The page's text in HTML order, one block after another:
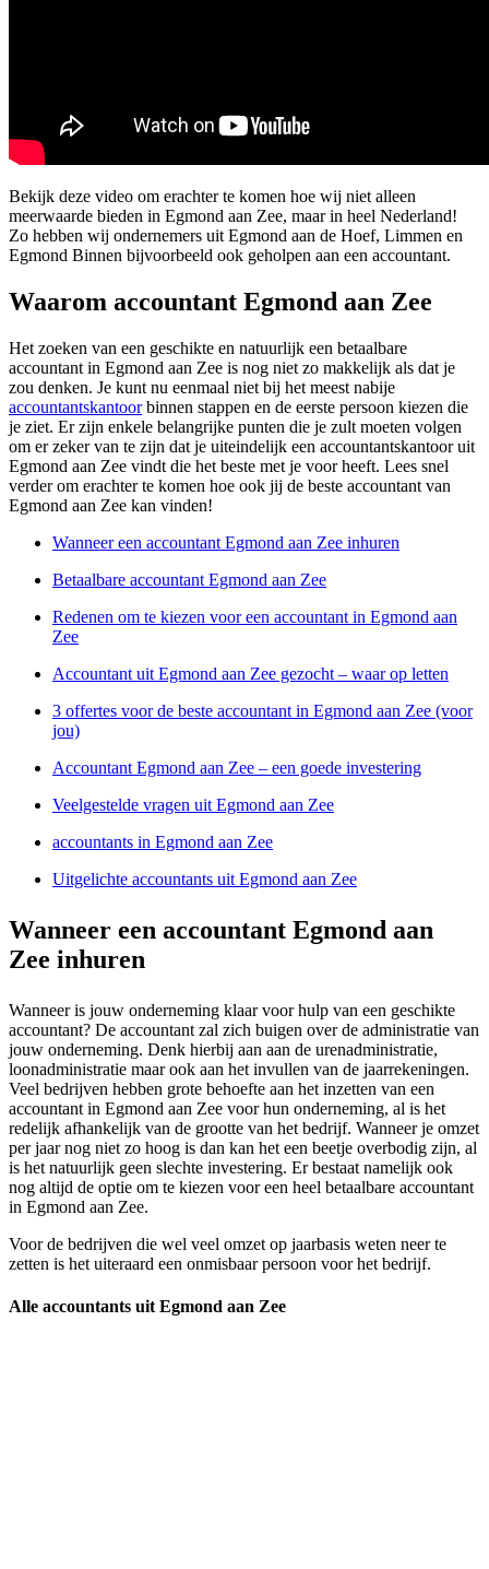
Bekijk deze video om erachter te komen hoe wij niet alleen
meerwaarde bieden in Egmond aan Zee, maar in heel Nederland!
Zo hebben wij ondernemers uit Egmond aan de Hoef, Limmen en
Egmond Binnen bijvoorbeeld ook geholpen aan een accountant.
Waarom accountant Egmond aan Zee
Het zoeken van een geschikte en natuurlijk een betaalbare
accountant in Egmond aan Zee is nog niet zo makkelijk als dat je
zou denken. Je kunt nu eenmaal niet bij het meest nabije
accountantskantoorbinnen stappen en de eerste persoon kiezen die
je ziet. Er zijn enkele belangrijke punten die je zult moeten volgen
om er zeker van te zijn dat je uiteindelijk een accountantskantoor uit
Egmond aan Zee vindt die het beste met je voor heeft. Lees snel
verder om erachter te komen hoe ook jij de beste accountant van
Egmond aan Zee kan vinden!
Wanneer een accountant Egmond aan Zee inhuren
Betaalbare accountant Egmond aan Zee
Redenen om te kiezen voor een accountant in Egmond aan
Zee
Accountant uit Egmond aan Zee gezocht – waar op letten
3 offertes voor de beste accountant in Egmond aan Zee (voor
jou)
Accountant Egmond aan Zee – een goede investering
Veelgestelde vragen uit Egmond aan Zee
accountants in Egmond aan Zee
Uitgelichte accountants uit Egmond aan Zee
Wanneer een accountant Egmond aan
Zee inhuren
Wanneer is jouw onderneming klaar voor hulp van een geschikte
accountant? De accountant zal zich buigen over de administratie van
jouw onderneming. Denk hierbij aan aan de urenadministratie,
loonadministratie maar ook aan het invullen van de jaarrekeningen.
Veel bedrijven hebben grote behoefte aan het inzetten van een
accountant in Egmond aan Zee voor hun onderneming, al is het
redelijk afhankelijk van de grootte van het bedrijf. Wanneer je omzet
per jaar nog niet zo hoog is dan kan het een beetje overbodig zijn, al
is het natuurlijk geen slechte investering. Er bestaat namelijk ook
nog altijd de optie om te kiezen voor een heel betaalbare accountant
in Egmond aan Zee.
Voor de bedrijven die wel veel omzet op jaarbasis weten neer te
zetten is het uiteraard een onmisbaar persoon voor het bedrijf.
Alle accountants uit Egmond aan Zee